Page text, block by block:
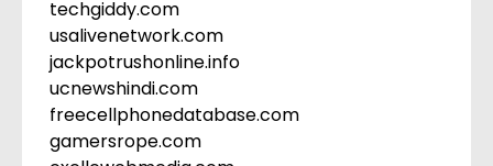
techgiddy.com
usalivenetwork.com
jackpotrushonline.info
ucnewshindi.com
freecellphonedatabase.com
gamersrope.com